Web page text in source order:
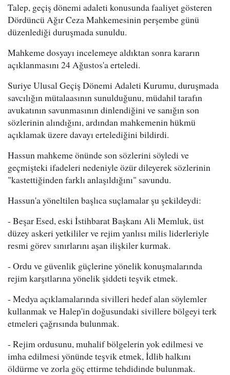
Talep, geçiş dönemi adaleti konusunda faaliyet gösteren
Dördüncü Ağır Ceza Mahkemesinin perşembe günü
düzenlediği duruşmada sunuldu.
Mahkeme dosyayı incelemeye aldıktan sonra kararın
açıklanmasını 24 Ağustos'a erteledi.
Suriye Ulusal Geçiş Dönemi Adaleti Kurumu, duruşmada
savcılığın mütalaasının sunulduğunu, müdahil tarafın
avukatının savunmasının dinlendiğini ve sanığın son
sözlerinin alındığını, ardından mahkemenin hükmü
açıklamak üzere davayı ertelediğini bildirdi.
Hassun mahkeme önünde son sözlerini söyledi ve
geçmişteki ifadeleri nedeniyle özür dileyerek sözlerinin
"kastettiğinden farklı anlaşıldığını" savundu.
Hassun'a yöneltilen başlıca suçlamalar şu şekildeydi:
- Beşar Esed, eski İstihbarat Başkanı Ali Memluk, üst
düzey askeri yetkililer ve rejim yanlısı milis liderleriyle
resmi görev sınırlarını aşan ilişkiler kurmak.
- Ordu ve güvenlik güçlerine yönelik konuşmalarında
rejim karşıtlarına yönelik şiddeti teşvik etmek.
- Medya açıklamalarında sivilleri hedef alan söylemler
kullanmak ve Halep'in doğusundaki sivillere bölgeyi terk
etmeleri çağrısında bulunmak.
- Rejim ordusunu, muhalif bölgelerin yok edilmesi ve
imha edilmesi yönünde teşvik etmek, İdlib halkını
öldürme ve zorla göç ettirme tehdidinde bulunmak.